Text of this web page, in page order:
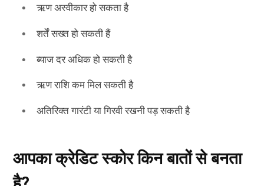
ऋण अस्वीकार हो सकता है
शर्तें सख्त हो सकती हैं
ब्याज दर अधिक हो सकती है
ऋण राशि कम मिल सकती है
अतिरिक्त गारंटी या गिरवी रखनी पड़ सकती है
आपका क्रेडिट स्कोर किन बातों से बनता